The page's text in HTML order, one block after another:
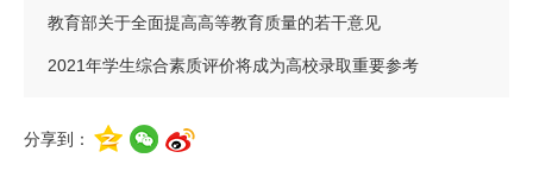
教育部关于全面提高高等教育质量的若干意见
2021年学生综合素质评价将成为高校录取重要参考
分享到：